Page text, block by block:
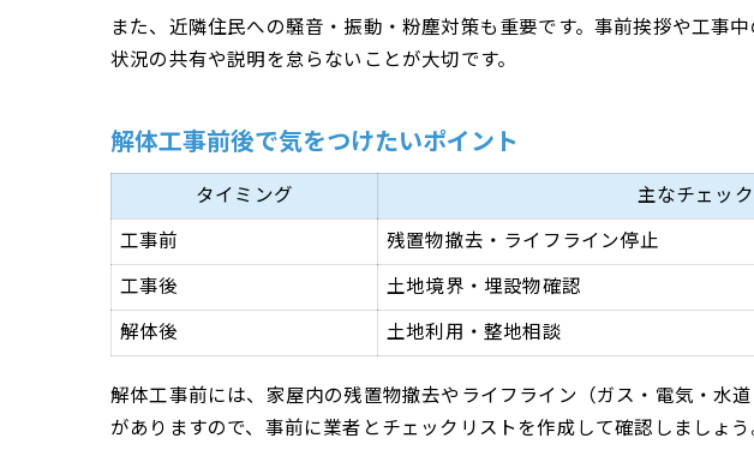
また、近隣住民への騒音・振動・粉塵対策も重要です。事前挨拶や工事
状況の共有や説明を怠らないことが大切です。
解体工事前後で気をつけたいポイント
タイミング 主なチェッ
工事前
残置物撤去・ライフライン停止
工事後
土地境界・埋設物確認
解体後
土地利用・整地相談
解体工事前には、家屋内の残置物撤去やライフライン（ガス・電気・水
がありますので、事前に業者とチェックリストを作成して確認しましょう